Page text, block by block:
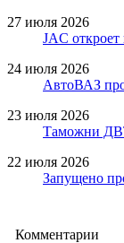
27 июля 2026
JAC
24 июля 2026
АвтоВАЗ
23 июля 2026
Таможни
22 июля 2026
Запущено
Комментарии